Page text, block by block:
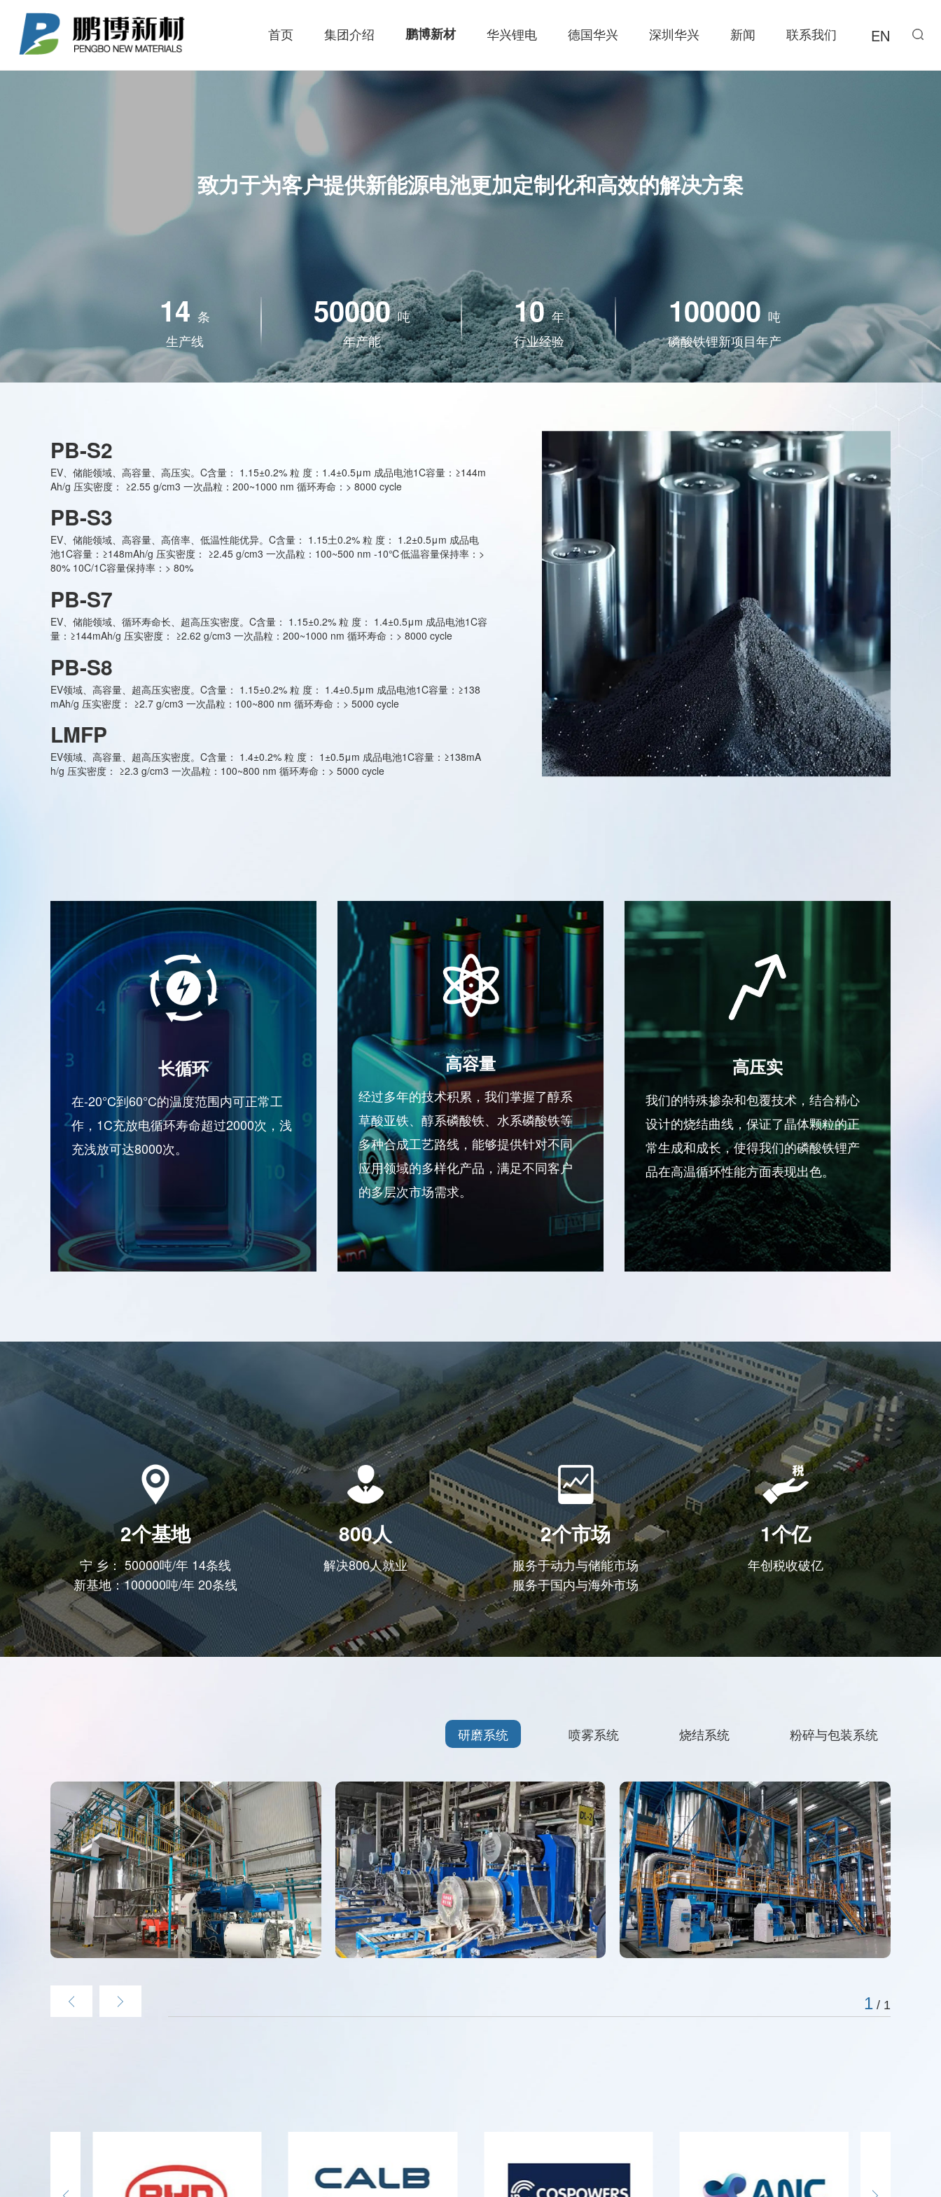
EN
首页 集团介绍 鹏博新材 华兴锂电 德国华兴 深圳华兴 新闻 联系我们
致力于为客户提供新能源电池更加定制化和高效的解决方案
14 条
生产线
50000 吨
年产能
10 年
行业经验
100000 吨
磷酸铁锂新项目年产
PB-S2
EV、储能领域、高容量、高压实。C含量： 1.15±0.2% 粒 度：1.4±0.5μm 成品电池1C容量：≥144m
Ah/g 压实密度： ≥2.55 g/cm3 一次晶粒：200~1000 nm 循环寿命：> 8000 cycle
PB-S3
EV、储能领域、高容量、高倍率、低温性能优异。C含量： 1.15土0.2% 粒 度： 1.2±0.5μm 成品电
池1C容量：≥148mAh/g 压实密度： ≥2.45 g/cm3 一次晶粒：100~500 nm -10℃低温容量保持率：>
80% 10C/1C容量保持率：> 80%
PB-S7
EV、储能领域、循环寿命长、超高压实密度。C含量： 1.15±0.2% 粒 度： 1.4±0.5μm 成品电池1C容
量：≥144mAh/g 压实密度： ≥2.62 g/cm3 一次晶粒：200~1000 nm 循环寿命：> 8000 cycle
PB-S8
EV领域、高容量、超高压实密度。C含量： 1.15±0.2% 粒 度： 1.4±0.5μm 成品电池1C容量：≥138
mAh/g 压实密度： ≥2.7 g/cm3 一次晶粒：100~800 nm 循环寿命：> 5000 cycle
LMFP
EV领域、高容量、超高压实密度。C含量： 1.4±0.2% 粒 度： 1±0.5μm 成品电池1C容量：≥138mA
h/g 压实密度： ≥2.3 g/cm3 一次晶粒：100~800 nm 循环寿命：> 5000 cycle
长循环
在-20°C到60°C的温度范围内可正常工
作，1C充放电循环寿命超过2000次，浅
充浅放可达8000次。
高容量
经过多年的技术积累，我们掌握了醇系
草酸亚铁、醇系磷酸铁、水系磷酸铁等
多种合成工艺路线，能够提供针对不同
应用领域的多样化产品，满足不同客户
的多层次市场需求。
高压实
我们的特殊掺杂和包覆技术，结合精心
设计的烧结曲线，保证了晶体颗粒的正
常生成和成长，使得我们的磷酸铁锂产
品在高温循环性能方面表现出色。
2个基地
宁 乡： 50000吨/年 14条线
新基地：100000吨/年 20条线
800人
解决800人就业
2个市场
服务于动力与储能市场
服务于国内与海外市场
1个亿
年创税收破亿
研磨系统 喷雾系统 烧结系统 粉碎与包装系统
1 / 1